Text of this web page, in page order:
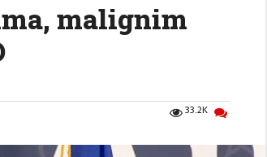
malignim
33.2K